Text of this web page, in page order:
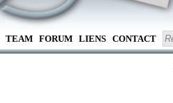
TEAM FORUM LIENS CONTACT